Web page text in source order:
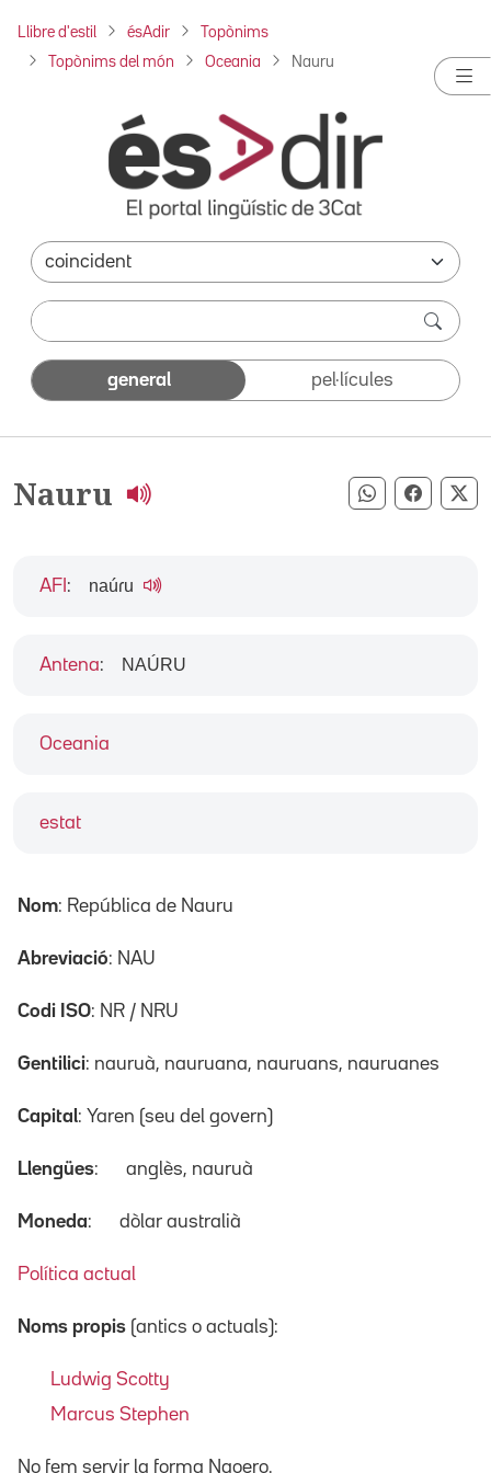
Llibre d'estil ésAdir Topònims
Topònims del món Oceania Nauru
general pel·lícules
Nauru Compartir
Oceania
estat
AFI : naúɾu
Antena: NAÚRU
Nom: República de Nauru
Abreviació: NAU
Codi ISO: NR / NRU
Gentilici: nauruà, nauruana, nauruans, nauruanes
Capital: Yaren (seu del govern)
Llengües: anglès, nauruà
Moneda: dòlar australià
Política actual
Noms propis (antics o actuals):
Ludwig Scotty
Marcus Stephen
No fem servir la forma Naoero.